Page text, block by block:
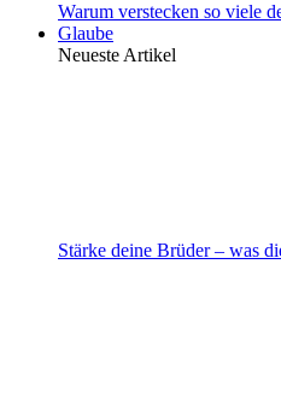
Warum verstecken so viele
Glaube
Neueste Artikel
Stärke deine Brüder – was